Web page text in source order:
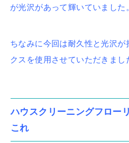
が光沢があって輝いていました
ちなみに今回は耐久性と光沢が
クスを使用させていただきまし
ハウスクリーニングフロー
これ